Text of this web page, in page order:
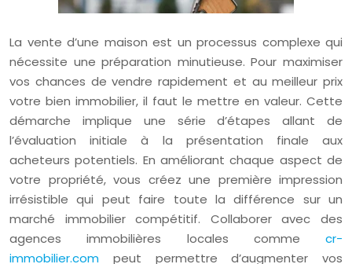
La vente d’une maison est un processus complexe qui
nécessite une préparation minutieuse. Pour maximiser
vos chances de vendre rapidement et au meilleur prix
votre bien immobilier, il faut le mettre en valeur. Cette
démarche implique une série d’étapes allant de
l’évaluation initiale à la présentation finale aux
acheteurs potentiels. En améliorant chaque aspect de
votre propriété, vous créez une première impression
irrésistible qui peut faire toute la différence sur un
marché immobilier compétitif. Collaborer avec des
agences immobilières locales comme cr-
immobilier.com peut permettre d’augmenter vos